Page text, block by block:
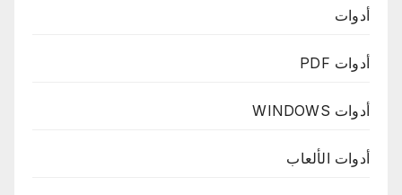
أدوات
أدوات PDF
أدوات WINDOWS
أدوات الألعاب